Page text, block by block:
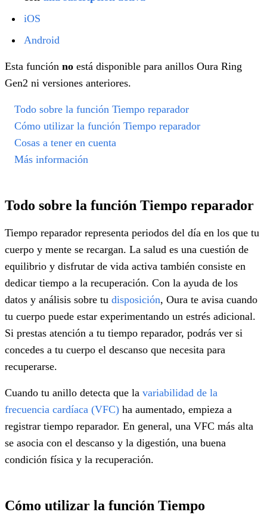
iOS
Android
Esta función no está disponible para anillos Oura Ring
Gen2 ni versiones anteriores.
Todo sobre la función Tiempo reparador
Cómo utilizar la función Tiempo reparador
Cosas a tener en cuenta
Más información
Todo sobre la función Tiempo reparador
Tiempo reparador representa periodos del día en los que tu
cuerpo y mente se recargan. La salud es una cuestión de
equilibrio y disfrutar de vida activa también consiste en
dedicar tiempo a la recuperación. Con la ayuda de los
datos y análisis sobre tu disposición, Oura te avisa cuando
tu cuerpo puede estar experimentando un estrés adicional.
Si prestas atención a tu tiempo reparador, podrás ver si
concedes a tu cuerpo el descanso que necesita para
recuperarse.
Cuando tu anillo detecta que la variabilidad de la
frecuencia cardíaca (VFC) ha aumentado, empieza a
registrar tiempo reparador. En general, una VFC más alta
se asocia con el descanso y la digestión, una buena
condición física y la recuperación.
Cómo utilizar la función Tiempo